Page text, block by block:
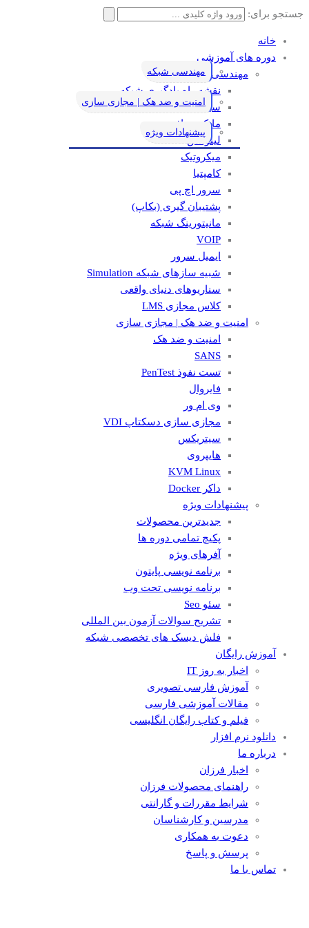
جستجو برای:
خانه
دوره های آموزشی
مهندسی شبکه
نقشه راه یادگیری شبکه
سیسکو
مایکروسافت
لینوکس
میکروتیک
کامپتیا
سرور اچ پی
پشتیبان گیری (بکاپ)
مانيتورينگ شبکه
VOIP
ایمیل سرور
شبیه سازهای شبکه Simulation
سناریوهای دنیای واقعی
کلاس مجازی LMS
امنیت و ضد هک | مجازی سازی
امنیت و ضد هک
SANS
تست نفوذ PenTest
فایروال
وی ام ور
مجازی سازی دسکتاپ VDI
سیتریکس
هایپروی
KVM Linux
داکر Docker
پیشنهادات ویژه
جدیدترین محصولات
پکیچ تمامی دوره ها
آفرهای ویژه
برنامه نویسی پایتون
برنامه نویسی تحت وب
سئو Seo
تشریح سوالات آزمون بین المللی
فلش دیسک های تخصصی شبکه
آموزش رایگان
اخبار به روز IT
آموزش فارسی تصویری
مقالات آموزشی فارسی
فیلم و کتاب رایگان انگلیسی
دانلود نرم افزار
درباره ما
اخبار فرزان
راهنمای محصولات فرزان
شرایط مقررات و گارانتی
مدرسین و کارشناسان
دعوت به همکاری
پرسش و پاسخ
تماس با ما
مهندسی شبکه
امنیت و ضد هک | مجازی سازی
پیشنهادات ویژه